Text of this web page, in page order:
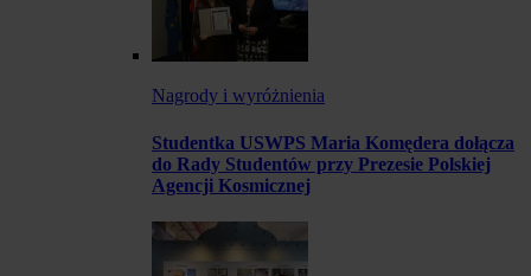
Nagrody i wyróżnienia
Studentka USWPS Maria Komędera dołącza
do Rady Studentów przy Prezesie Polskiej
Agencji Kosmicznej